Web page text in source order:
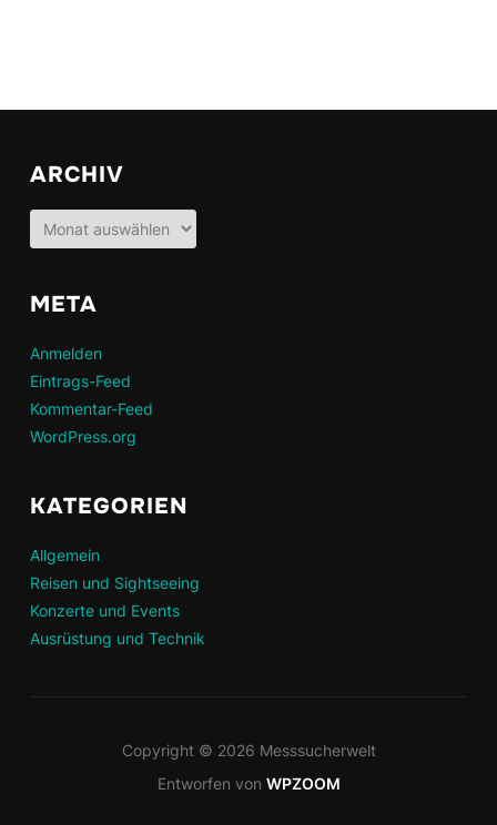
ARCHIV
Archiv
META
Anmelden
Eintrags-Feed
Kommentar-Feed
WordPress.org
KATEGORIEN
Allgemein
Reisen und Sightseeing
Konzerte und Events
Ausrüstung und Technik
Copyright © 2026 Messsucherwelt
Entworfen von WPZOOM